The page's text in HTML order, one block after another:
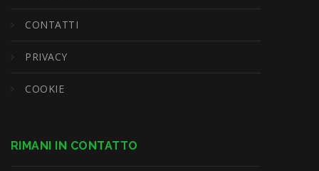
CONTATTI
PRIVACY
COOKIE
RIMANI IN CONTATTO